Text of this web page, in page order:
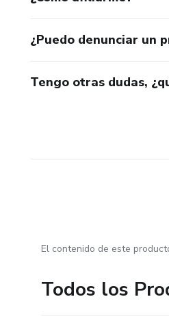
¿Puedo denunciar un
Tengo otras dudas,
El contenido de este
Todos los